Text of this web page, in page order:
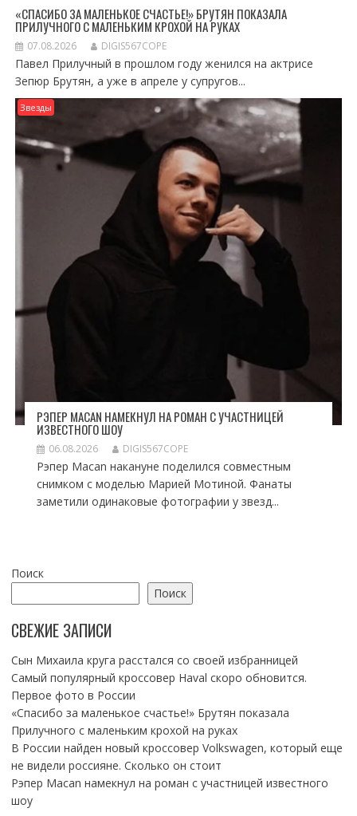
«СПАСИБО ЗА МАЛЕНЬКОЕ СЧАСТЬЕ!» БРУТЯН ПОКАЗАЛА
ПРИЛУЧНОГО С МАЛЕНЬКИМ КРОХОЙ НА РУКАХ
07.08.2026 DIGIS567COPE
Павел Прилучный в прошлом году женился на актрисе
Зепюр Брутян, а уже в апреле у супругов...
Звезды
РЭПЕР MACAN НАМЕКНУЛ НА РОМАН С УЧАСТНИЦЕЙ
ИЗВЕСТНОГО ШОУ
06.08.2026 DIGIS567COPE
Рэпер Macan накануне поделился совместным
снимком с моделью Марией Мотиной. Фанаты
заметили одинаковые фотографии у звезд...
Поиск
Поиск
СВЕЖИЕ ЗАПИСИ
Сын Михаила круга расстался со своей избранницей
Самый популярный кроссовер Haval скоро обновится.
Первое фото в России
«Спасибо за маленькое счастье!» Брутян показала
Прилучного с маленьким крохой на руках
В России найден новый кроссовер Volkswagen, который еще
не видели россияне. Сколько он стоит
Рэпер Macan намекнул на роман с участницей известного
шоу